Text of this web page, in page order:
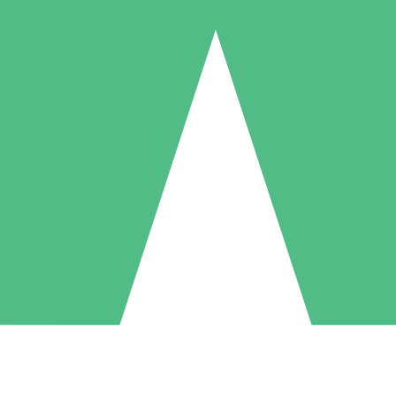
Individuele Creditpakketten
per gebruik met downloadtegoeden. Geen maandelijkse verplichting
5 Downloaden
US$